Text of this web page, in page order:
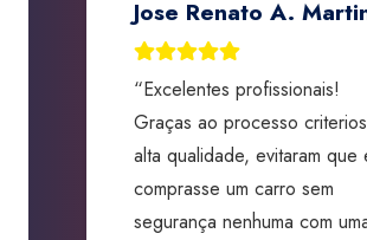
Jose Renato A.
“Excelentes profissionais!
Graças ao processo
alta qualidade, evitaram que
comprasse um carro sem
segurança nenhuma com